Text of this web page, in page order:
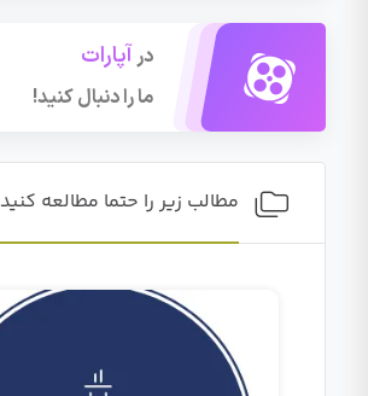
در آپارات
ما را دنبال کنید!
مطالب زیر را حتما مطالعه کنید